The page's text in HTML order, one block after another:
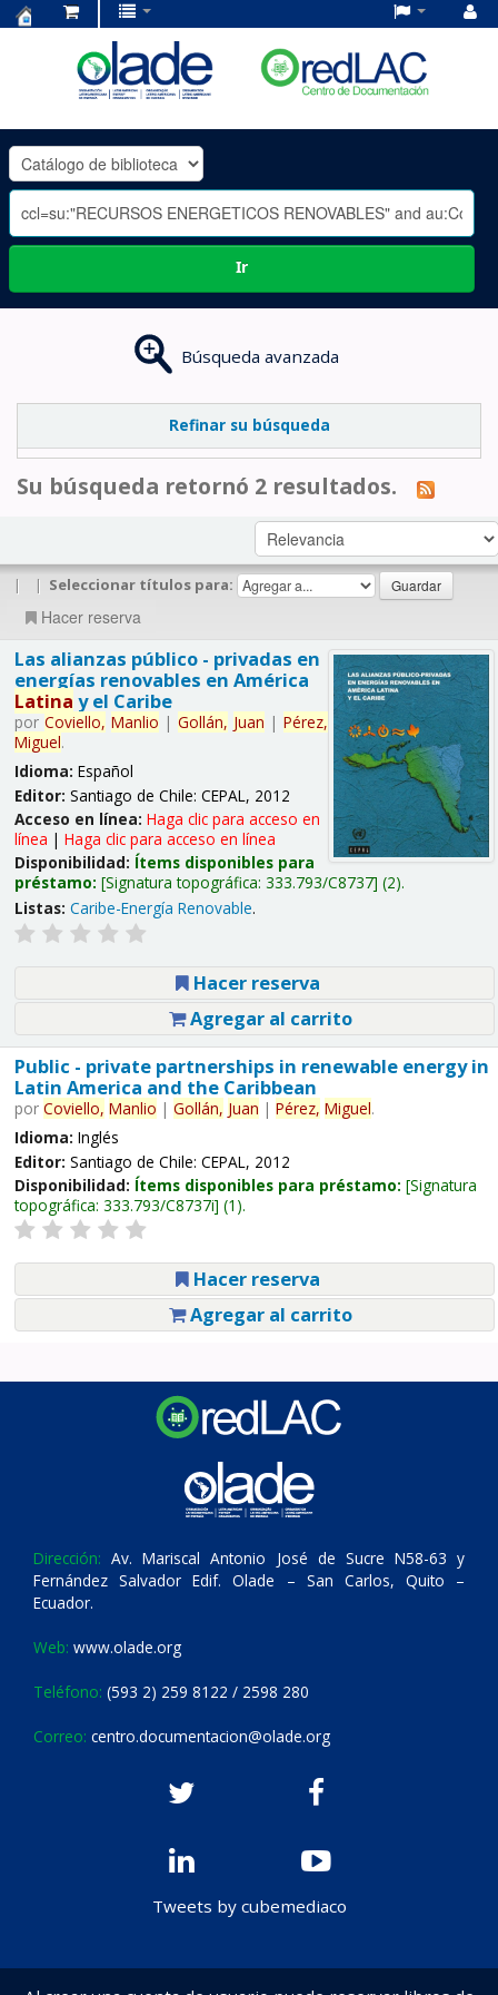
OLADE
-
Ir
Búsqueda avanzada
Refinar su búsqueda
Su búsqueda retornó 2 resultados.
| | Seleccionar títulos para:
Hacer reserva
Las alianzas público - privadas en
energías renovables en América
Latina y el Caribe
por Coviello, Manlio | Gollán, Juan | Pérez,
Miguel.
Idioma: Español
Editor: Santiago de Chile: CEPAL, 2012
Acceso en línea: Haga clic para acceso en
línea | Haga clic para acceso en línea
Disponibilidad: Ítems disponibles para
préstamo: Signatura topográfica: 333.793/C8737 (2).
Listas: Caribe-Energía Renovable.
Hacer reserva
Agregar al carrito
Public - private partnerships in renewable energy in
Latin America and the Caribbean
por Coviello, Manlio | Gollán, Juan | Pérez, Miguel.
Idioma: Inglés
Editor: Santiago de Chile: CEPAL, 2012
Disponibilidad: Ítems disponibles para préstamo: Signatura
topográfica: 333.793/C8737i (1).
Hacer reserva
Agregar al carrito
Dirección: Av. Mariscal Antonio José de Sucre N58-63 y
Fernández Salvador Edif. Olade – San Carlos, Quito –
Ecuador.
Web: www.olade.org
Teléfono: (593 2) 259 8122 / 2598 280
Correo: centro.documentacion@olade.org
Tweets by cubemediaco